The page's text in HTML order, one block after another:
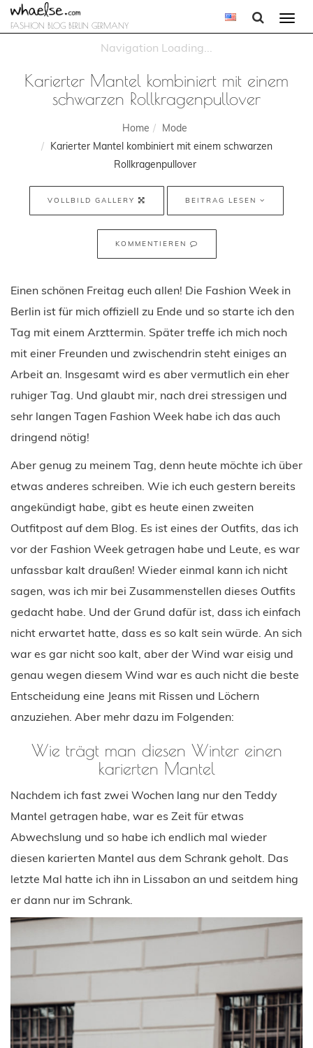
FASHION BLOG BERLIN GERMANY
Karierter Mantel kombiniert mit einem
schwarzen Rollkragenpullover
Home
Mode
Karierter Mantel kombiniert mit einem schwarzen
Rollkragenpullover
VOLLBILD GALLERY BEITRAG LESEN
KOMMENTIEREN
Einen schönen Freitag euch allen! Die Fashion Week in
Berlin ist für mich offiziell zu Ende und so starte ich den
Tag mit einem Arzttermin. Später treffe ich mich noch
mit einer Freunden und zwischendrin steht einiges an
Arbeit an. Insgesamt wird es aber vermutlich ein eher
ruhiger Tag. Und glaubt mir, nach drei stressigen und
sehr langen Tagen Fashion Week habe ich das auch
dringend nötig!
Aber genug zu meinem Tag, denn heute möchte ich über
etwas anderes schreiben. Wie ich euch gestern bereits
angekündigt habe, gibt es heute einen zweiten
Outfitpost auf dem Blog. Es ist eines der Outfits, das ich
vor der Fashion Week getragen habe und Leute, es war
unfassbar kalt draußen! Wieder einmal kann ich nicht
sagen, was ich mir bei Zusammenstellen dieses Outfits
gedacht habe. Und der Grund dafür ist, dass ich einfach
nicht erwartet hatte, dass es so kalt sein würde. An sich
war es gar nicht soo kalt, aber der Wind war eisig und
genau wegen diesem Wind war es auch nicht die beste
Entscheidung eine Jeans mit Rissen und Löchern
anzuziehen. Aber mehr dazu im Folgenden:
Wie trägt man diesen Winter einen
karierten Mantel
Nachdem ich fast zwei Wochen lang nur den Teddy
Mantel getragen habe, war es Zeit für etwas
Abwechslung und so habe ich endlich mal wieder
diesen karierten Mantel aus dem Schrank geholt. Das
letzte Mal hatte ich ihn in Lissabon an und seitdem hing
er dann nur im Schrank.